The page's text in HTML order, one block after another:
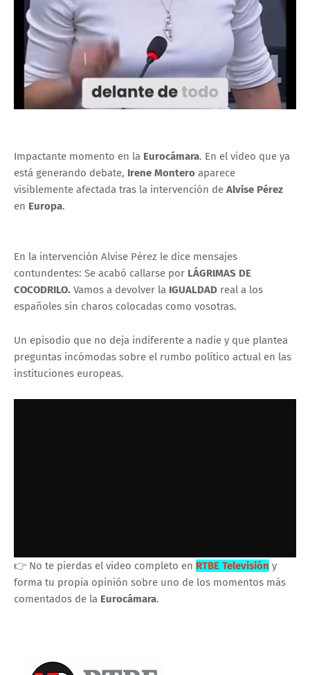
Impactante momento en la Eurocámara. En el video que ya
está generando debate, Irene Montero aparece
visiblemente afectada tras la intervención de Alvise Pérez
en Europa.
En la intervención Alvise Pérez le dice mensajes
contundentes: Se acabó callarse por LÁGRIMAS DE
COCODRILO. Vamos a devolver la IGUALDAD real a los
españoles sin charos colocadas como vosotras.
Un episodio que no deja indiferente a nadie y que plantea
preguntas incómodas sobre el rumbo político actual en las
instituciones europeas.
👉 No te pierdas el video completo en RTBE Televisión y
forma tu propia opinión sobre uno de los momentos más
comentados de la Eurocámara.